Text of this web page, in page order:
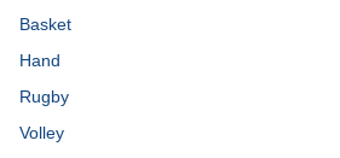
Basket
Hand
Rugby
Volley